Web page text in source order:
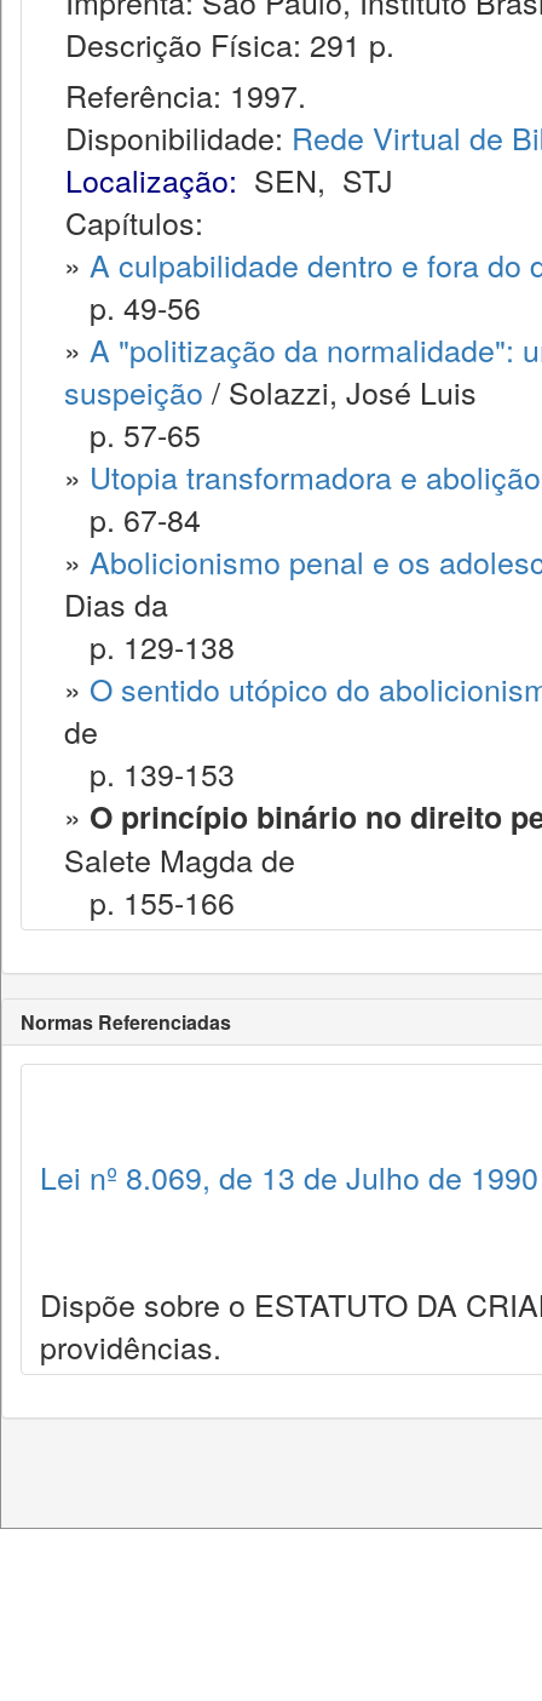
Descrição Física: 291 p.
Referência: 1997.
Disponibilidade: Rede Virtual de
Localização: SEN, STJ
Capítulos:
» A culpabilidade dentro e fora do
p. 49-56
» A "politização da normalidade":
suspeição / Solazzi, José Luis
p. 57-65
» Utopia transformadora e
p. 67-84
» Abolicionismo penal e os
Dias da
p. 129-138
» O sentido utópico do
de
p. 139-153
» O princípio binário no direito
Salete Magda de
p. 155-166
Normas Referenciadas
Lei nº 8.069, de 13 de Julho de 1990
Dispõe sobre o ESTATUTO DA
providências.